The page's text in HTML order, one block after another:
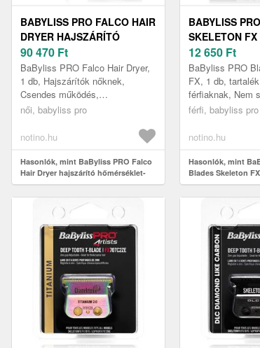
BABYLISS PRO FALCO HAIR
DRYER HAJSZÁRÍTÓ
HŐMÉRSÉKLET-
FIGYELÉSSEL 1 DB
90 470 Ft
BaByliss PRO Falco Hair Dryer,
1 db, Hajszárítók nőknek,
Csendes működés,
professzionális hajszárítás A
a hibátla...
női, babyliss pro
notino.hu
Hasonlók, mint BaByliss PRO Falco
Hair Dryer hajszárító hőmérséklet-
figyeléssel 1 db
BABYLISS
SKELETON
PENGÉK 1 DB
12 650 Ft
BaByliss PRO
FX, 1 db,
férfiaknak, Nem
ugyanolyan
korábban? I...
férfi, babyliss pro
notino.hu
Hasonlók, mint
Blades Skeleton
1 db